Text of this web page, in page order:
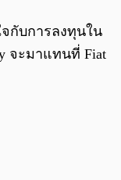
กับการลงทุนใน
จะมาแทนที่ Fiat